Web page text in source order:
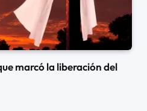
marcó la liberación del